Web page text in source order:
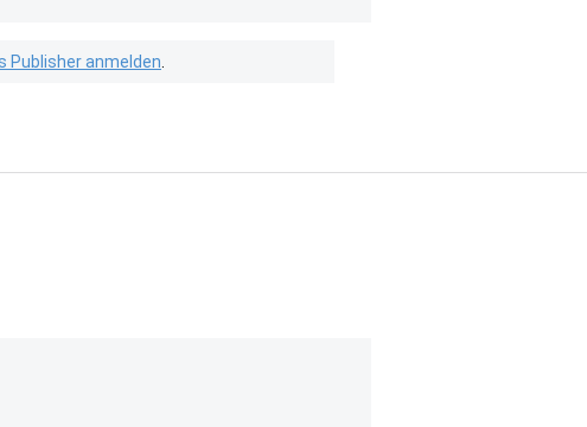
Publisher anmelden